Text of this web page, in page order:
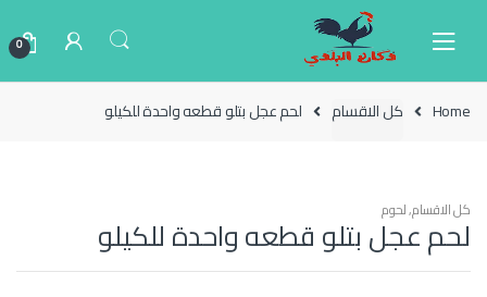
0
Home كل الاقسام لحم عجل بتلو قطعه واحدة للكيلو
كل الاقسام,لحوم
لحم عجل بتلو قطعه واحدة للكيلو